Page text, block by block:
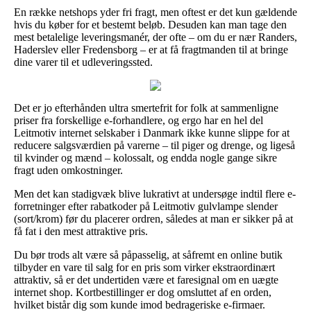
En række netshops yder fri fragt, men oftest er det kun gældende
hvis du køber for et bestemt beløb. Desuden kan man tage den
mest betalelige leveringsmanér, der ofte – om du er nær Randers,
Haderslev eller Fredensborg – er at få fragtmanden til at bringe
dine varer til et udleveringssted.
Det er jo efterhånden ultra smertefrit for folk at sammenligne
priser fra forskellige e-forhandlere, og ergo har en hel del
Leitmotiv internet selskaber i Danmark ikke kunne slippe for at
reducere salgsværdien på varerne – til piger og drenge, og ligeså
til kvinder og mænd – kolossalt, og endda nogle gange sikre
fragt uden omkostninger.
Men det kan stadigvæk blive lukrativt at undersøge indtil flere e-
forretninger efter rabatkoder på Leitmotiv gulvlampe slender
(sort/krom) før du placerer ordren, således at man er sikker på at
få fat i den mest attraktive pris.
Du bør trods alt være så påpasselig, at såfremt en online butik
tilbyder en vare til salg for en pris som virker ekstraordinært
attraktiv, så er det undertiden være et faresignal om en uægte
internet shop. Kortbestillinger er dog omsluttet af en orden,
hvilket bistår dig som kunde imod bedrageriske e-firmaer.